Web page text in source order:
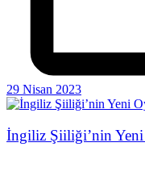
29 Nisan 2023
İngiliz Şiiliği’nin